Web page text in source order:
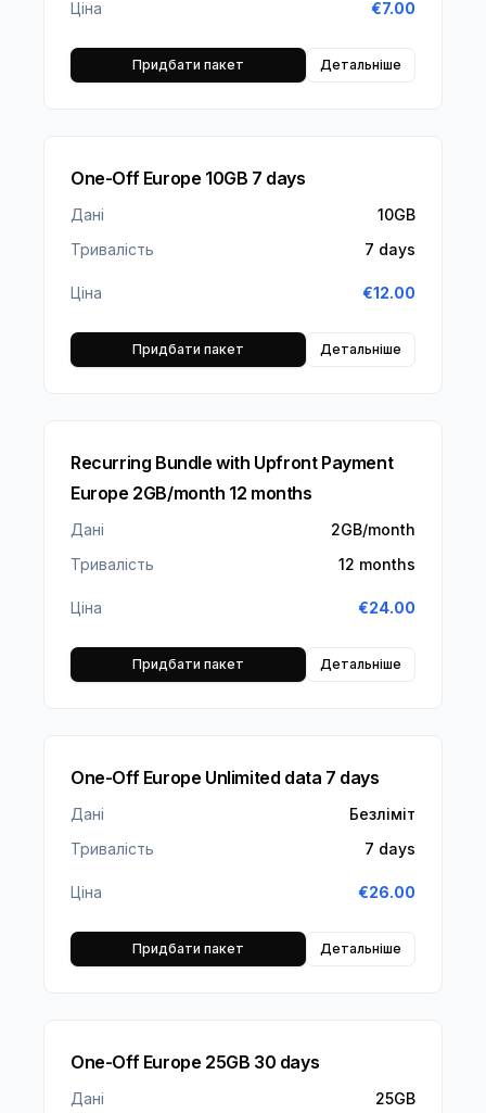
Ціна €7.00
Придбати пакет Детальніше
One-Off Europe 10GB 7 days
Дані
10GB
Тривалість
7 days
Ціна €12.00
Придбати пакет Детальніше
Recurring Bundle with Upfront Payment
Europe 2GB/month 12 months
Дані
2GB/month
Тривалість
12 months
Ціна €24.00
Придбати пакет Детальніше
One-Off Europe Unlimited data 7 days
Дані
Безліміт
Тривалість
7 days
Ціна €26.00
Придбати пакет Детальніше
One-Off Europe 25GB 30 days
Дані 25GB